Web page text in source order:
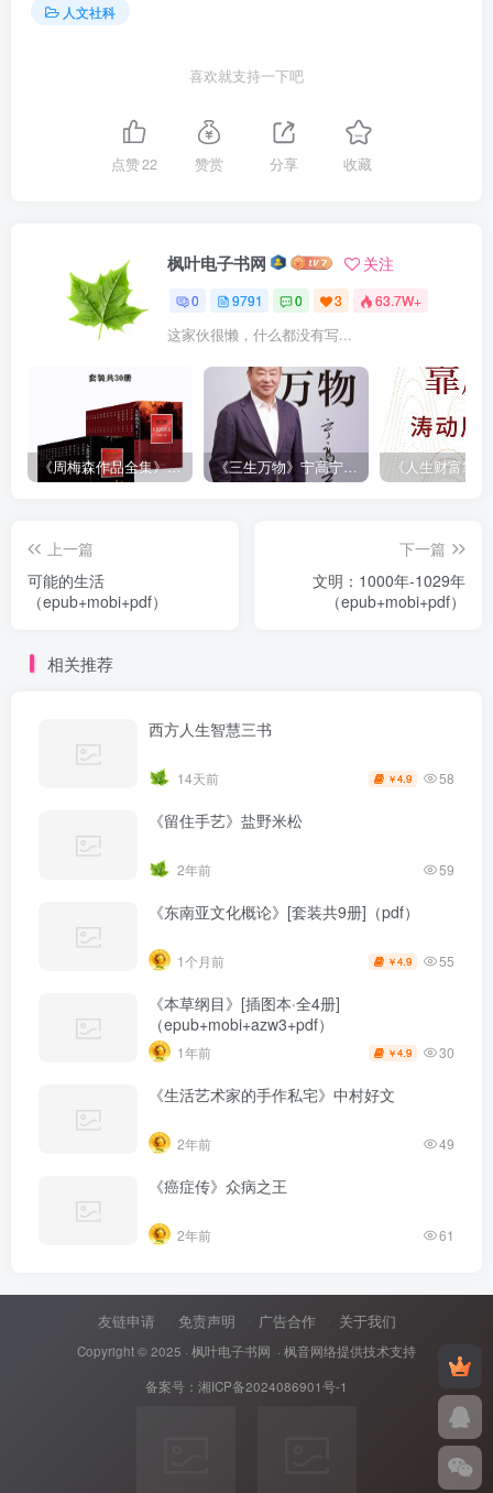
人文社科
喜欢就支持一下吧
点赞22 赞赏 分享 收藏
枫叶电子书网 关注
0 9791 0 3 63.7W+
这家伙很懒，什么都没有写...
《周梅森作品全集》[共30册] 《三生万物》宁高宁（epub+mobi+azw3+pdf）
上一篇
可能的生活
（epub+mobi+pdf）
下一篇
文明：1000年-1029年
（epub+mobi+pdf）
相关推荐
西方人生智慧三书
14天前 ￥4.9 58
《留住手艺》盐野米松
2年前 59
《东南亚文化概论》[套装共9册]（pdf）
1个月前 ￥4.9 55
《本草纲目》[插图本·全4册]
（epub+mobi+azw3+pdf）
1年前 ￥4.9 30
《生活艺术家的手作私宅》中村好文
2年前 49
《癌症传》众病之王
2年前 61
友链申请 免责声明 广告合作 关于我们
Copyright © 2025 · 枫叶电子书网 · 枫音网络提供技术支持
备案号： 湘ICP备2024086901号-1